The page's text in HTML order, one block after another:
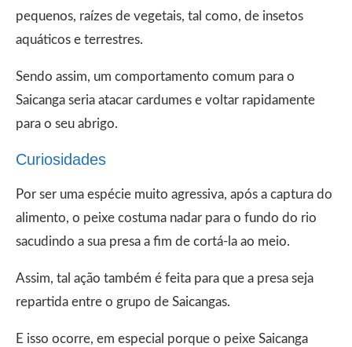
pequenos, raízes de vegetais, tal como, de insetos
aquáticos e terrestres.
Sendo assim, um comportamento comum para o
Saicanga seria atacar cardumes e voltar rapidamente
para o seu abrigo.
Curiosidades
Por ser uma espécie muito agressiva, após a captura do
alimento, o peixe costuma nadar para o fundo do rio
sacudindo a sua presa a fim de cortá-la ao meio.
Assim, tal ação também é feita para que a presa seja
repartida entre o grupo de Saicangas.
E isso ocorre, em especial porque o peixe Saicanga